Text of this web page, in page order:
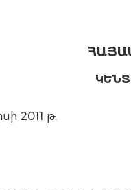
2011 թ.